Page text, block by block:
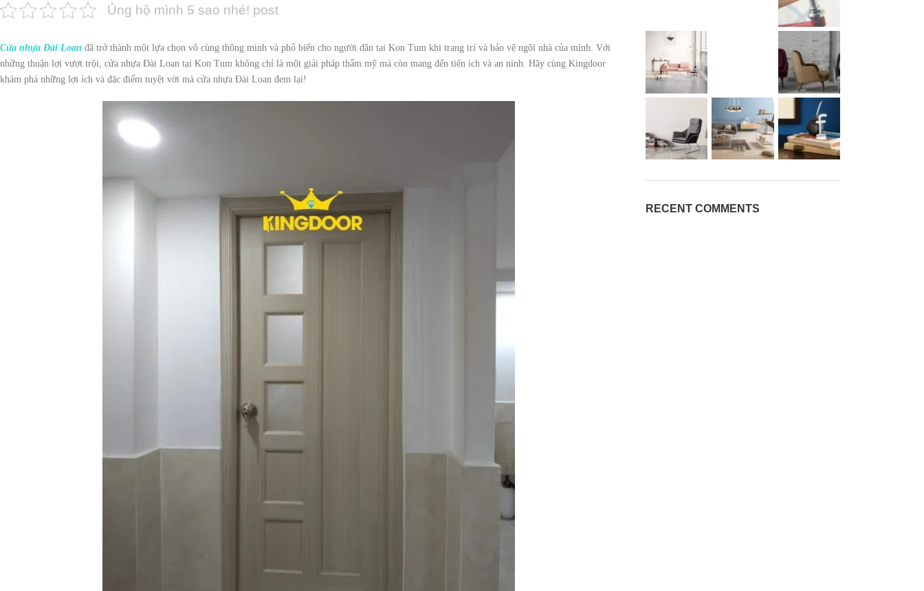
Ủng hộ mình 5 sao nhé! post
Cửa nhựa Đài Loan đã trở thành một lựa chọn vô cùng thông minh và phổ biến cho người dân tại Kon Tum khi trang trí và bảo vệ ngôi nhà của mình. Với
những thuận lợi vượt trội, cửa nhựa Đài Loan tại Kon Tum không chỉ là một giải pháp thẩm mỹ mà còn mang đến tiện ích và an ninh. Hãy cùng Kingdoor
khám phá những lợi ích và đặc điểm tuyệt vời mà cửa nhựa Đài Loan đem lại!
RECENT COMMENTS